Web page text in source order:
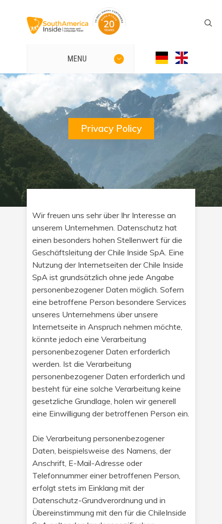
MENU
Privacy Policy
Wir freuen uns sehr über Ihr Interesse an
unserem Unternehmen. Datenschutz hat
einen besonders hohen Stellenwert für die
Geschäftsleitung der Chile Inside SpA. Eine
Nutzung der Internetseiten der Chile Inside
SpA ist grundsätzlich ohne jede Angabe
personenbezogener Daten möglich. Sofern
eine betroffene Person besondere Services
unseres Unternehmens über unsere
Internetseite in Anspruch nehmen möchte,
könnte jedoch eine Verarbeitung
personenbezogener Daten erforderlich
werden. Ist die Verarbeitung
personenbezogener Daten erforderlich und
besteht für eine solche Verarbeitung keine
gesetzliche Grundlage, holen wir generell
eine Einwilligung der betroffenen Person ein.
Die Verarbeitung personenbezogener
Daten, beispielsweise des Namens, der
Anschrift, E-Mail-Adresse oder
Telefonnummer einer betroffenen Person,
erfolgt stets im Einklang mit der
Datenschutz-Grundverordnung und in
Übereinstimmung mit den für die ChileInside